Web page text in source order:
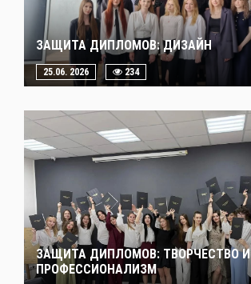
ЗАЩИТА ДИПЛОМОВ: ДИЗАЙН
25.06. 2026 234
ЗАЩИТА ДИПЛОМОВ: ТВОРЧЕСТВО И
ПРОФЕССИОНАЛИЗМ